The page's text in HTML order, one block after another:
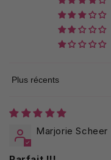
Sort by
Marjorie Scheer